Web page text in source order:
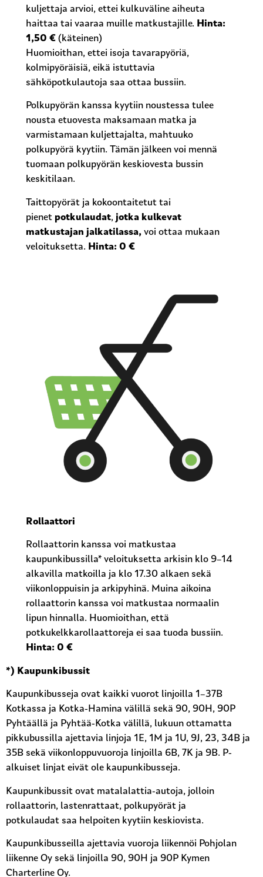
kuljettaja arvioi, ettei kulkuväline aiheuta
haittaa tai vaaraa muille matkustajille. Hinta:
1,50 €(käteinen)
Huomioithan, ettei isoja tavarapyöriä,
kolmipyöräisiä, eikä istuttavia
sähköpotkulautoja saa ottaa bussiin.
Polkupyörän kanssa kyytiin noustessa tulee
nousta etuovesta maksamaan matka ja
varmistamaan kuljettajalta, mahtuuko
polkupyörä kyytiin. Tämän jälkeen voi mennä
tuomaan polkupyörän keskiovesta bussin
keskitilaan.
Taittopyörät ja kokoontaitetut tai
pienet potkulaudat, jotka kulkevat
matkustajan jalkatilassa, voi ottaa mukaan
veloituksetta. Hinta: 0 €
Rollaattori
Rollaattorin kanssa voi matkustaa
kaupunkibussilla* veloituksetta arkisin klo 9–14
alkavilla matkoilla ja klo 17.30 alkaen sekä
viikonloppuisin ja arkipyhinä. Muina aikoina
rollaattorin kanssa voi matkustaa normaalin
lipun hinnalla. Huomioithan, että
potkukelkkarollaattoreja ei saa tuoda bussiin.
Hinta: 0 €
*) Kaupunkibussit
Kaupunkibusseja ovat kaikki vuorot linjoilla 1–37B
Kotkassa ja Kotka-Hamina välillä sekä 90, 90H, 90P
Pyhtäällä ja Pyhtää-Kotka välillä, lukuun ottamatta
pikkubussilla ajettavia linjoja 1E, 1M ja 1U, 9J, 23, 34B ja
35B sekä viikonloppuvuoroja linjoilla 6B, 7K ja 9B. P-
alkuiset linjat eivät ole kaupunkibusseja.
Kaupunkibussit ovat matalalattia-autoja, jolloin
rollaattorin, lastenrattaat, polkupyörät ja
potkulaudat saa helpoiten kyytiin keskiovista.
Kaupunkibusseilla ajettavia vuoroja liikennöi Pohjolan
liikenne Oy sekä linjoilla 90, 90H ja 90P Kymen
Charterline Oy.